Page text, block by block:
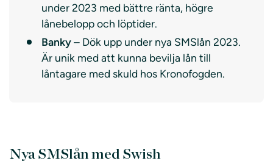
under 2023 med bättre ränta, högre
lånebelopp och löptider.
Banky– Dök upp under nya SMSlån 2023.
Är unik med att kunna bevilja lån till
låntagare med skuld hos Kronofogden.
Nya SMSlån med Swish